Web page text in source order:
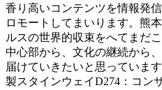
香り高いコンテンツを情報発
ロモートしてまいります。熊
ルスの世界的収束をへてまだ
中心部から、文化の継続から
届けていきたいと思っていま
製スタインウェイD274：コン